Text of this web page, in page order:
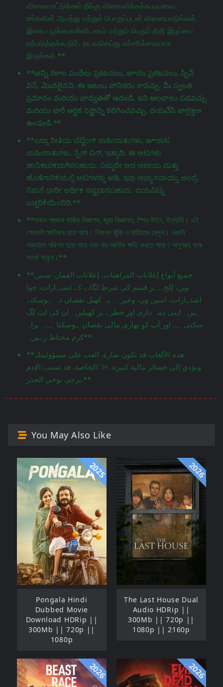
விளையாட்டுக்கள் தீங்கு விளைவிக்கக்கூடியவை.
உங்களின் ஆபத்து மற்றும் பொறுப்புடன் விளையாடுங்கள்.
இவை பழக்கமாகிவிடலாம் மற்றும் பெரும் நிதி இழப்பை
ஏற்படுத்தக்கூடும். தயவுசெய்து எச்சரிக்கையாக
இருங்கள்.**
**అన్ని రకాల పందేలు ప్రకటనలు, జూదం ప్రకటనలు, స్పిన్
విన్, మొదలైనవి. ఈ ఆటలు హానికరం కావచ్చు. మీ స్వంత
ప్రమాదం మరియు బాధ్యతతో ఆడండి. ఇవి అలవాటు పడవచ్చు
మరియు భారీ ఆర్థిక నష్టాన్ని కలిగించవచ్చు. దయచేసి జాగ్రತ್ತగా
ఉండండి.**
**ಎಲ್ಲಾ ರೀತಿಯ ಬೆಟ್ಟಿಂಗ್ ಜಾಹೀರಾತುಗಳು, జూಜಾಟ
ಜಾಹೀರಾತುಗಳು, ಸ್ಪಿನ್ ವಿನ್, ಇತ್ಯಾದಿ. ಈ ಆಟಗಳು
ಹಾನಿಕಾರಕವಾಗಿರಬಹುದು. ನಿಮ್ಮದೇ ಆದ ಅಪಾಯ ಮತ್ತು
ಹೊಣೆಗಾರಿಕೆಯಲ್ಲಿ ಆಟಗಳನ್ನು ಆಡಿ. ಇವು ಅಭ್ಯಾಸವಾಯ್ತು ಅಂದ್ರೆ,
ನಿಮಗೆ ಭಾರೀ ಆರ್ಥಿಕ ನಷ್ಟವಾಗಬಹುದು. ದಯವಿಟ್ಟು
ಎಚ್ಚರಿಕೆಯಿಂದಿರಿ.**
**সকল প্রকার বাজির বিজ্ঞাপন, জুয়া বিজ্ঞাপন, স্পিন উইন, ইত্যাদি। এই
গেমগুলি ক্ষতিকর হতে পারে। নিজস্ব ঝুঁকি ও দায়িত্বে খেলুন। এগুলি
অভ্যাসে পরিণত হতে পারে এবং বড় আর্থিক ক্ষতি করতে পারে। অনুগ্রহ করে
সতর্ক থাকুন।**
**جميع أنواع إعلانات المراهنات، إعلانات القمار، سبين
وين، إلخ. ,ہر قسم کی شرط لگانے کے اشتہارات، جوا
اشتہارات، اسپن ون، وغیرہ۔ یہ کھیل نقصان دہ ہوسکتے
ہیں۔ اپنی ذمہ داری اور خطرے پر کھیلیں۔ ان کی لت لگ
سکتی ہے اور آپ کو بھاری مالی نقصان ہوسکتا ہے۔ براہ
کرم محتاط رہیں۔**
**هذه الألعاب قد تكون ضارة. العب على مسؤوليتك
الخاصة. قد تسبب الإدمান وتؤدي إلى خسائر مالية كبيرة.
يرجى توخي الحذر.**
You May Also Like
2025
Pongala Hindi
Dubbed Movie
Download HDRip ||
300Mb || 720p ||
1080p
2026
The Last House Dual
Audio HDRip ||
300Mb || 720p ||
1080p || 2160p
2026 2026